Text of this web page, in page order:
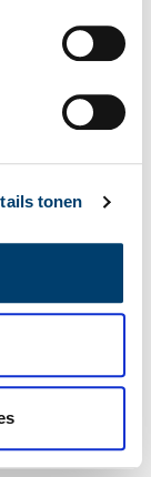
tonen